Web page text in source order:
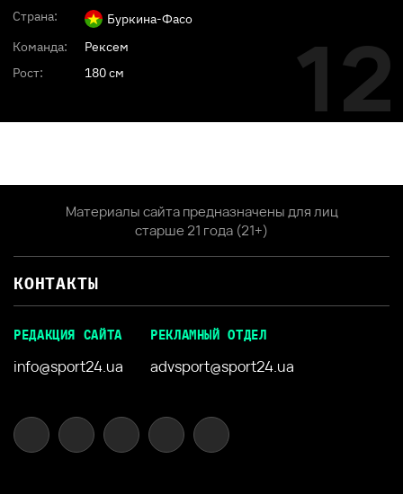
Страна:
Буркина-Фасо
Команда:
Рексем
Рост:
180 см 12
Материалы сайта предназначены для лиц
старше 21 года (21+)
КОНТАКТЫ
РЕДАКЦИЯ САЙТА
info@sport24.ua
РЕКЛАМНЫЙ ОТДЕЛ
advsport@sport24.ua